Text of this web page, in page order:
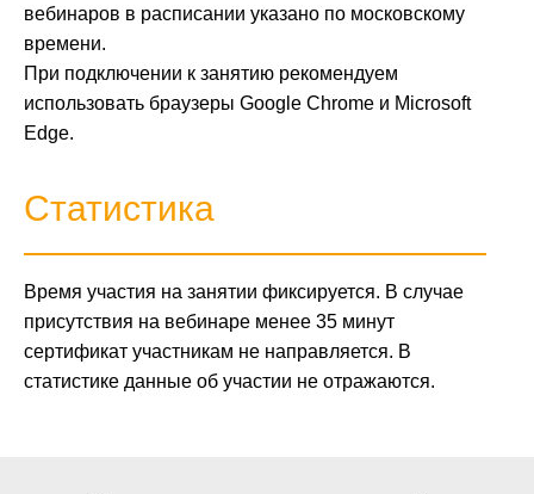
вебинаров в расписании указано по московскому
времени.
При подключении к занятию рекомендуем
использовать браузеры Google Chrome и Microsoft
Edge.
Статистика
Время участия на занятии фиксируется. В случае
присутствия на вебинаре менее 35 минут
сертификат участникам не направляется. В
статистике данные об участии не отражаются.